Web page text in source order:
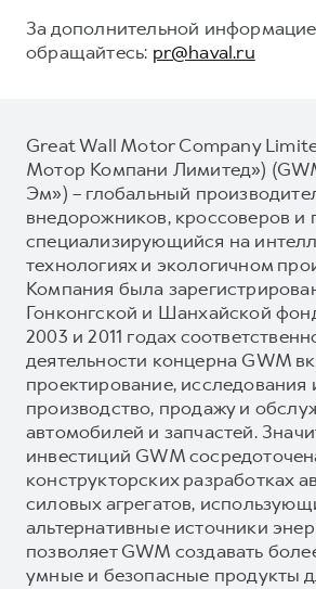
За дополнительной
обращайтесь: pr@haval.ru
Great Wall Motor Company
Мотор Компани Лимитед»)
Эм») – глобальный
внедорожников, кроссоверов и
специализирующийся на
технологиях и экологичном
Компания была
Гонконгской и Шанхайской
2003 и 2011 годах
деятельности концерна GWM
проектирование, исследования
производство, продажу и
автомобилей и запчастей.
инвестиций GWM
конструкторских разработках
силовых агрегатов,
альтернативные источники
позволяет GWM создавать
умные и безопасные продукты